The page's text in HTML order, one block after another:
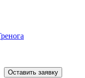
Оставить заявку